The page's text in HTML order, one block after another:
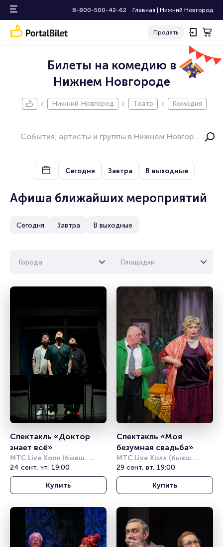
8-800-500-42-62 Главная Нижний Новгород
Продать
Билеты на комедию в
Нижнем Новгороде
Нижний Новгород Театр Комедия
Сегодня Завтра В выходные
Афиша ближайших мероприятий
Сегодня Завтра В выходные
Города Площадки
Спектакль «Доктор
знает всё»
МТС Live Холл (бывш.
Юпитер)
24 сент, чт, 19:00
Купить
Спектакль «Моя
безумная свадьба»
МТС Live Холл (бывш.
Юпитер)
29 сент, вт, 19:00
Купить